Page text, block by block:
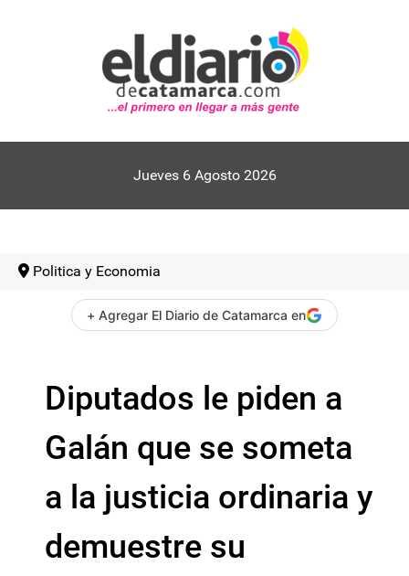
Jueves 6 Agosto 2026
Politica y Economia
+ Agregar El Diario de Catamarca en
Diputados le piden a
Galán que se someta
a la justicia ordinaria y
demuestre su